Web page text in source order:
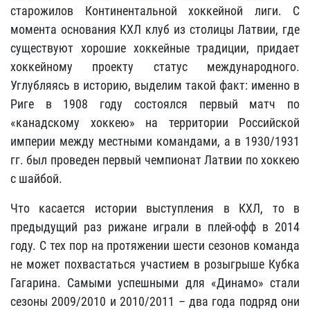
старожилов Континентальной хоккейной лиги. С
момента основания КХЛ клуб из столицы Латвии, где
существуют хорошие хоккейные традиции, придает
хоккейному проекту статус международного.
Углубляясь в историю, выделим такой факт: именно в
Риге в 1908 году состоялся первый матч по
«канадскому хоккею» на территории Российской
империи между местными командами, а в 1930/1931
гг. был проведен первый чемпионат Латвии по хоккею
с шайбой.
Что касается истории выступления в КХЛ, то в
предыдущий раз рижане играли в плей-офф в 2014
году. С тех пор на протяжении шести сезонов команда
не может похвастаться участием в розыгрыше Кубка
Гагарина. Самыми успешными для «Динамо» стали
сезоны 2009/2010 и 2010/2011 – два года подряд они